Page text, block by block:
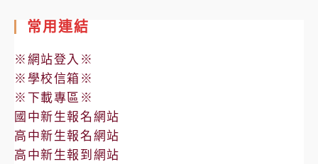
常用連結
※網站登入※
※學校信箱※
※下載專區※
國中新生報名網站
高中新生報名網站
高中新生報到網站